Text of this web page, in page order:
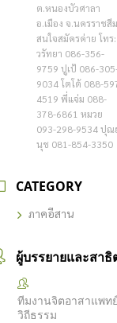
ต.หนองบัวศาลา
อ.เมือง จ.นครราชสี
สนใจสมัครค่าย โทร:
วรัทยา 086-356-
9759 ปูเป้ 086-
9034 โตโต้ 088-
4519 พี่แจ่ม 088-
378-6861 หมวย
093-298-9534 ปุณ
นุช 081-854-3350
CATEGORY
ภาคอีสาน
ผู้บรรยายและสาธิ
ทีมงานจิตอาสาแพทย์
วิถีธรรม